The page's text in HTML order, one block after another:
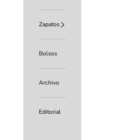
Zapatos
Bolsos
Archivo
Editorial